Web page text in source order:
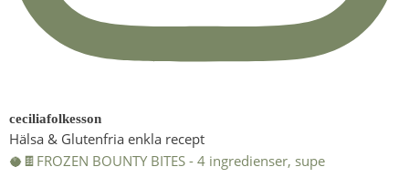
ceciliafolkesson
Hälsa & Glutenfria enkla recept
🥥🍫FROZEN BOUNTY BITES - 4 ingredienser, supe